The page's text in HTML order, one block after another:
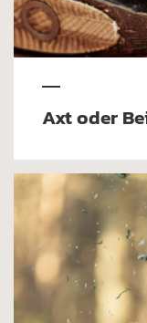
Axt oder